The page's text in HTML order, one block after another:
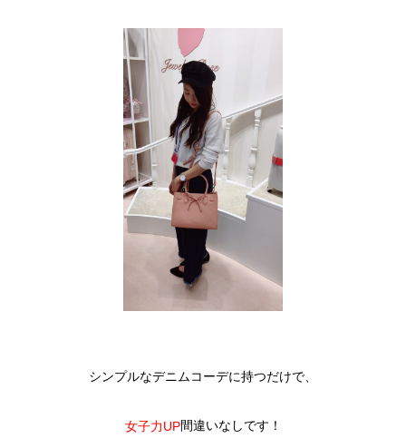
シンプルなデニムコーデに持つだけで、
女子力UP間違いなしです！